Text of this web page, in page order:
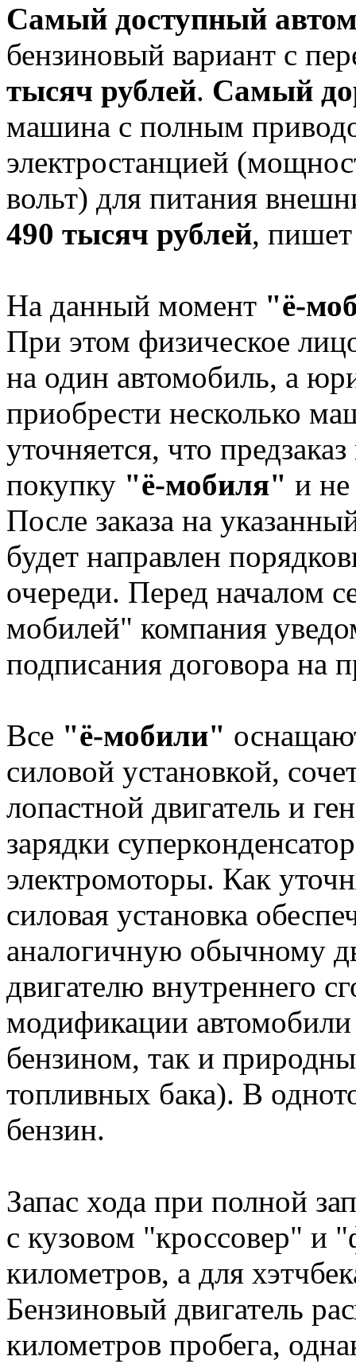
Самый доступный
бензиновый вариант с
тысяч рублей. Самый
машина с полным
электростанцией
вольт) для питания
490 тысяч рублей,
На данный момент "ё-
При этом физическое
на один автомобиль, а
приобрести несколько
уточняется, что
покупку "ё-мобиля" и не
После заказа на
будет направлен
очереди. Перед началом
мобилей" компания
подписания договора на
Все "ё-мобили"
силовой установкой,
лопастной двигатель и
зарядки
электромоторы. Как
силовая установка
аналогичную обычному
двигателю внутреннего
модификации
бензином, так и
топливных бака). В
бензин.
Запас хода при полной
с кузовом "кроссовер" и
километров, а для
Бензиновый двигатель
километров пробега,